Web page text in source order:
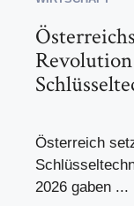
Österreich
2026 gaben ...